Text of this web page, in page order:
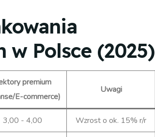
Polsce (2025)
premium
E-commerce)
Uwagi
3,00 - 4,00 Wzrost o ok. 15% r/r